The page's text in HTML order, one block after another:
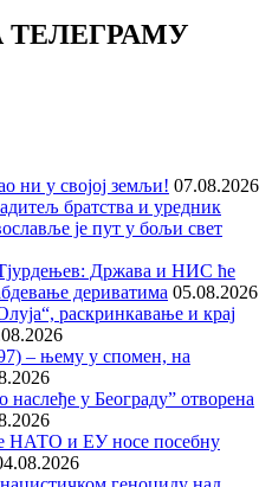
ТЕЛЕГРАМУ
ни у својој земљи! 07.08.2026
братства и уредник
је пут у бољи свет
Држава и НИС ће
дериватима 05.08.2026
раскринкавање и крај
– њему у спомен, на
у Београду” отворена
НАТО и ЕУ носе посебну